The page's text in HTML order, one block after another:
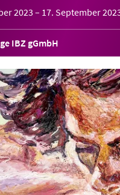
2023 – 17. September
IBZ gGmbH